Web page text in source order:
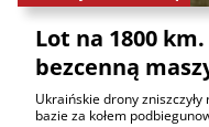
Lot na 1800
bezcenną
Ukraińskie drony
bazie za kołem